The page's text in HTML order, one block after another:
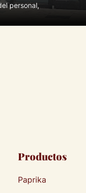
personal,
Productos
Paprika